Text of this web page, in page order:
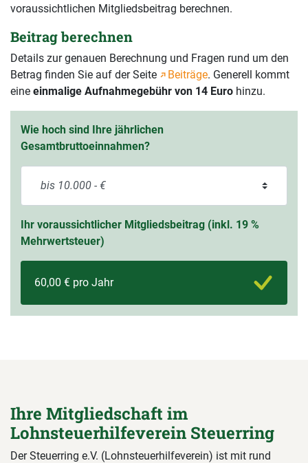
voraussichtlichen Mitgliedsbeitrag berechnen.
Beitrag berechnen
Details zur genauen Berechnung und Fragen rund um den
Betrag finden Sie auf der Seite
Beiträge. Generell kommt
eine einmalige Aufnahmegebühr von 14 Euro hinzu.
Wie hoch sind Ihre jährlichen
Gesamtbruttoeinnahmen?
Ihr voraussichtlicher Mitgliedsbeitrag (inkl. 19 %
Mehrwertsteuer)
60,00 € pro Jahr
Ihre Mitgliedschaft im
Lohnsteuerhilfeverein Steuerring
Der Steuerring e.V. (Lohnsteuerhilfeverein) ist mit rund